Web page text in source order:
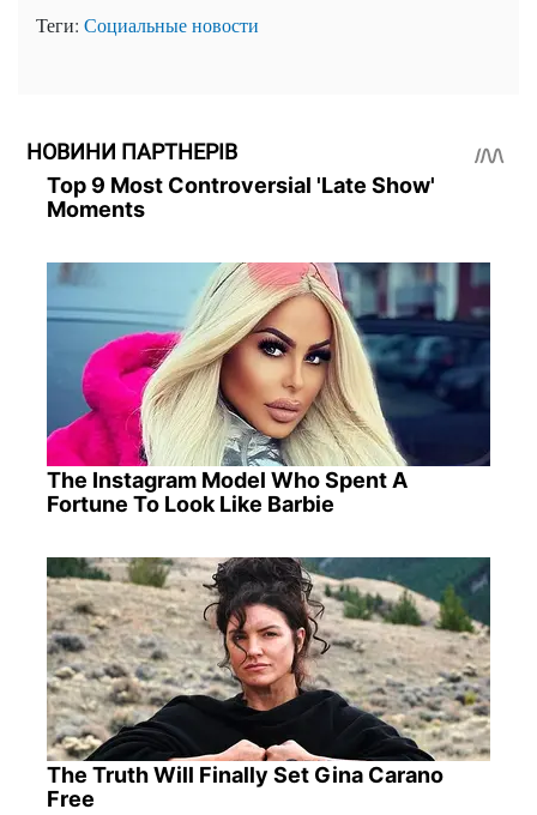
Теги: Социальные новости
НОВИНИ ПАРТНЕРІВ
Top 9 Most Controversial 'Late Show'
Moments
The Instagram Model Who Spent A
Fortune To Look Like Barbie
The Truth Will Finally Set Gina Carano
Free